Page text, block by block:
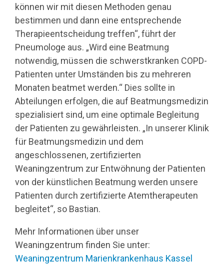
können wir mit diesen Methoden genau
bestimmen und dann eine entsprechende
Therapieentscheidung treffen“, führt der
Pneumologe aus. „Wird eine Beatmung
notwendig, müssen die schwerstkranken COPD-
Patienten unter Umständen bis zu mehreren
Monaten beatmet werden.“ Dies sollte in
Abteilungen erfolgen, die auf Beatmungsmedizin
spezialisiert sind, um eine optimale Begleitung
der Patienten zu gewährleisten. „In unserer Klinik
für Beatmungsmedizin und dem
angeschlossenen, zertifizierten
Weaningzentrum zur Entwöhnung der Patienten
von der künstlichen Beatmung werden unsere
Patienten durch zertifizierte Atemtherapeuten
begleitet“, so Bastian.
Mehr Informationen über unser
Weaningzentrum finden Sie unter:
Weaningzentrum Marienkrankenhaus Kassel